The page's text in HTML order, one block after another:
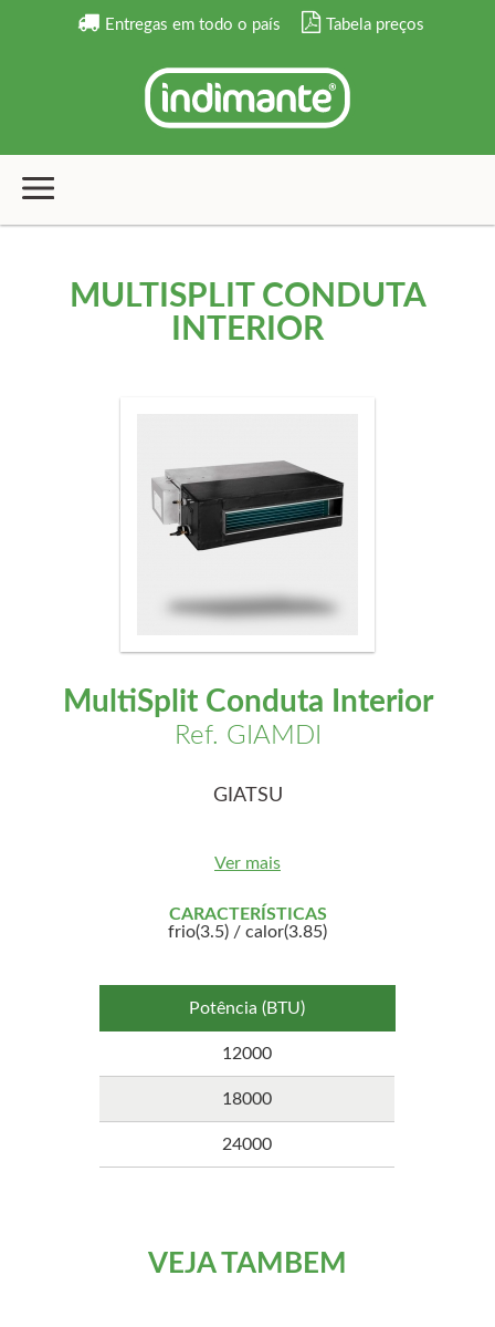
Entregas em todo o país Tabela preços
MULTISPLIT CONDUTA
INTERIOR
MultiSplit Conduta Interior
Ref. GIAMDI
GIATSU
Ver mais
CARACTERÍSTICAS
frio(3.5) / calor(3.85)
Potência (BTU)
12000
18000
24000
VEJA TAMBÉM